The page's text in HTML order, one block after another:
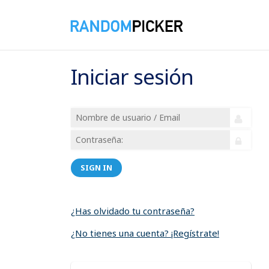
Iniciar sesión
SIGN IN
¿Has olvidado tu contraseña?
¿No tienes una cuenta? ¡Regístrate!